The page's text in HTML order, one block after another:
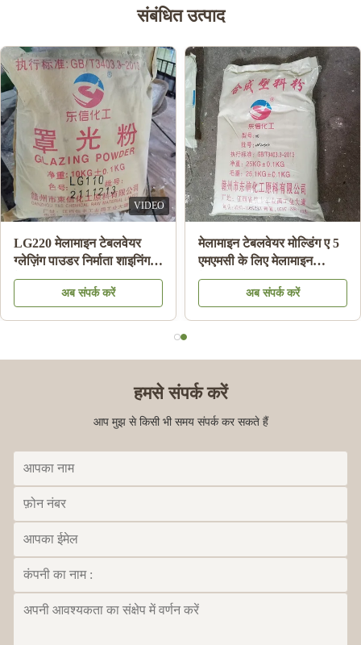
संबंधित उत्पाद
VIDEO
LG220 मेलामाइन टेबलवेयर
ग्लेज़िंग पाउडर निर्माता शाइनिंग
मेलामाइन प्लेट एचएस कोड
39092000 . के लिए
अब संपर्क करें
मेलामाइन टेबलवेयर मोल्डिंग ए 5
एमएमसी के लिए मेलामाइन
केमिकल मोल्डिंग राल सामग्री
अब संपर्क करें
हमसे संपर्क करें
आप मुझ से किसी भी समय संपर्क कर सकते हैं